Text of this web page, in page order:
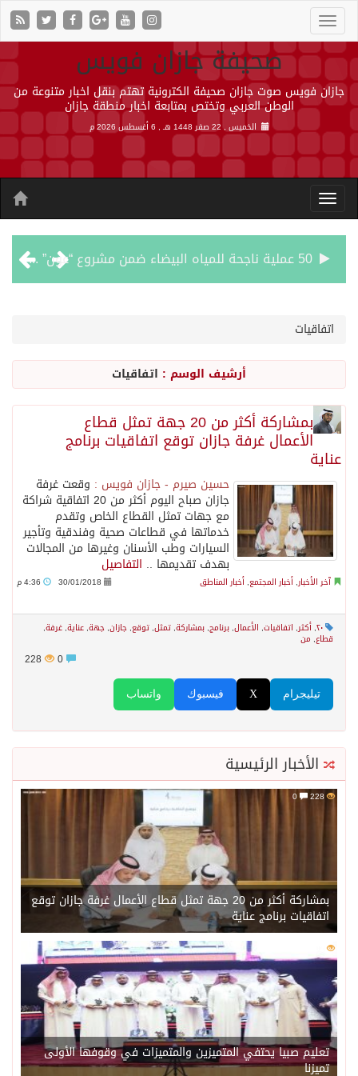
صحيفة جازان فويس
جازان فويس صوت جازان صحيفة الكترونية تهتم بنقل اخبار متنوعة من
الوطن العربي وتختص بمتابعة اخبار منطقة جازان
الخميس , 22 صفر 1448 هـ , 6 أغسطس 2026 م
50 عملية ناجحة للمياه البيضاء ضمن مشروع “عون” في جازان
حرس الحدود بجازان يقيم ورشة عمل لمزاولي الصيد والأنشطة البحرية عن خدمات بوابة “زاول”
الاحتلال يهدم محالاً تجارية في مخيم قلنديا ويعتقل 11 فلسطينياً بالضفة
«الصحة العالمية» تحذر: إيبولا يتسارع في الكونغو ويتجاوز قدرات الاستجابة
«لدينا كميات هائلة».. ترامب يرد على تقارير نفاد الصواريخ الدقيقة بعد حرب إيران والبنتاغون يلتزم الصمت
اتفاقيات
أرشيف الوسم : اتفاقيات
بمشاركة أكثر من 20 جهة تمثل قطاع
الأعمال غرفة جازان توقع اتفاقيات برنامج
عناية
حسين صيرم - جازان فويس : وقعت غرفة
جازان صباح اليوم أكثر من 20 اتفاقية شراكة
مع جهات تمثل القطاع الخاص وتقدم
خدماتها في قطاعات صحية وفندقية وتأجير
السيارات وطب الأسنان وغيرها من المجالات
بهدف تقديمها .. التفاصيل
آخر الأخبار, أخبار المجتمع, أخبار المناطق 30/01/2018
٢٠, أكثر, اتفاقيات, الأعمال, برنامج, بمشاركة, تمثل, توقع, جازان, جهة, عناية, غرفة,
قطاع, من
228
واتساب فيسبوك X تيليجرام
الأخبار الرئيسية
228
بمشاركة أكثر من 20 جهة تمثل قطاع الأعمال غرفة جازان توقع
اتفاقيات برنامج عناية
202
تعليم صبيا يحتفي المتميزين والمتميزات في وقوفها الأولى
تميزنا